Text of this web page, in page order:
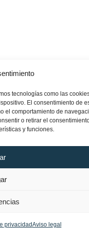
tecnologías como las
El consentimiento de
el comportamiento de
o retirar el
y funciones.
privacidadAviso legal